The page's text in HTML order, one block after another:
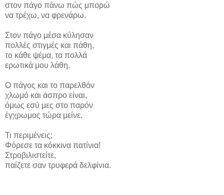
στον πάγο πάνω πώς μπορώ
να τρέχω, να φρενάρω.
Στον πάγο μέσα κύλησαν
πολλές στιγμές και πάθη,
το κάθε ψέμα, τα πολλά
ερωτικά μου λάθη.
Ο πάγος και το παρελθόν
χλωμό και άσπρο είναι,
όμως εσύ μες στο παρόν
έγχρωμος τώρα μείνε.
Τι περιμένεις;
Φόρεσε τα κόκκινα πατίνια!
Στροβιλιστείτε,
παίζετε σαν τρυφερά δελφίνια.